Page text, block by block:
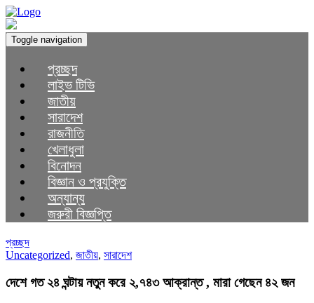
Toggle navigation
প্রচ্ছদ
লাইভ টিভি
জাতীয়
সারাদেশ
রাজনীতি
খেলাধুলা
বিনোদন
বিজ্ঞান ও প্রযুক্তি
অন্যান্য
জরুরী বিজ্ঞপ্তি
প্রচ্ছদ
Uncategorized, জাতীয়, সারাদেশ
দেশে গত ২৪ ঘন্টায় নতুন করে ২,৭৪৩ আক্রান্ত , মারা গেছেন ৪২ জন